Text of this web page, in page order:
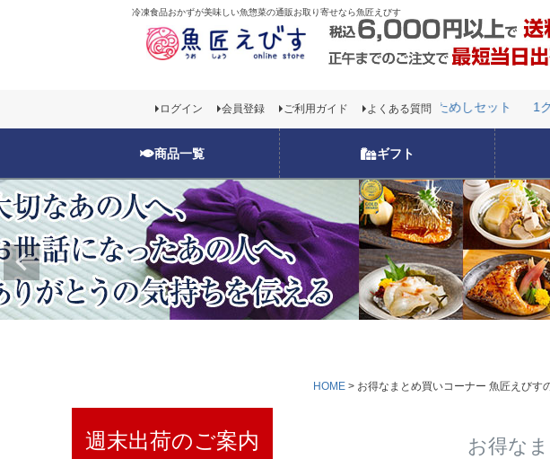
冷凍食品おかずが美味しい魚惣菜の通販お取り寄せなら魚匠えびす
ログイン 会員登録 ご利用ガイド よくある質問
お一人様1回限りのおためしセット 1ク
お一人様1回限りのおためしセット
1クリ
商品一覧 ギフト
週末出荷のご案内
HOME お得なまとめ買いコーナー 魚匠えびす
お得な